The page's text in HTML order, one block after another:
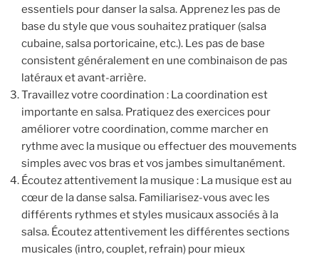
essentiels pour danser la salsa. Apprenez les pas de
base du style que vous souhaitez pratiquer (salsa
cubaine, salsa portoricaine, etc.). Les pas de base
consistent généralement en une combinaison de pas
latéraux et avant-arrière.
Travaillez votre coordination : La coordination est
importante en salsa. Pratiquez des exercices pour
améliorer votre coordination, comme marcher en
rythme avec la musique ou effectuer des mouvements
simples avec vos bras et vos jambes simultanément.
Écoutez attentivement la musique : La musique est au
cœur de la danse salsa. Familiarisez-vous avec les
différents rythmes et styles musicaux associés à la
salsa. Écoutez attentivement les différentes sections
musicales (intro, couplet, refrain) pour mieux